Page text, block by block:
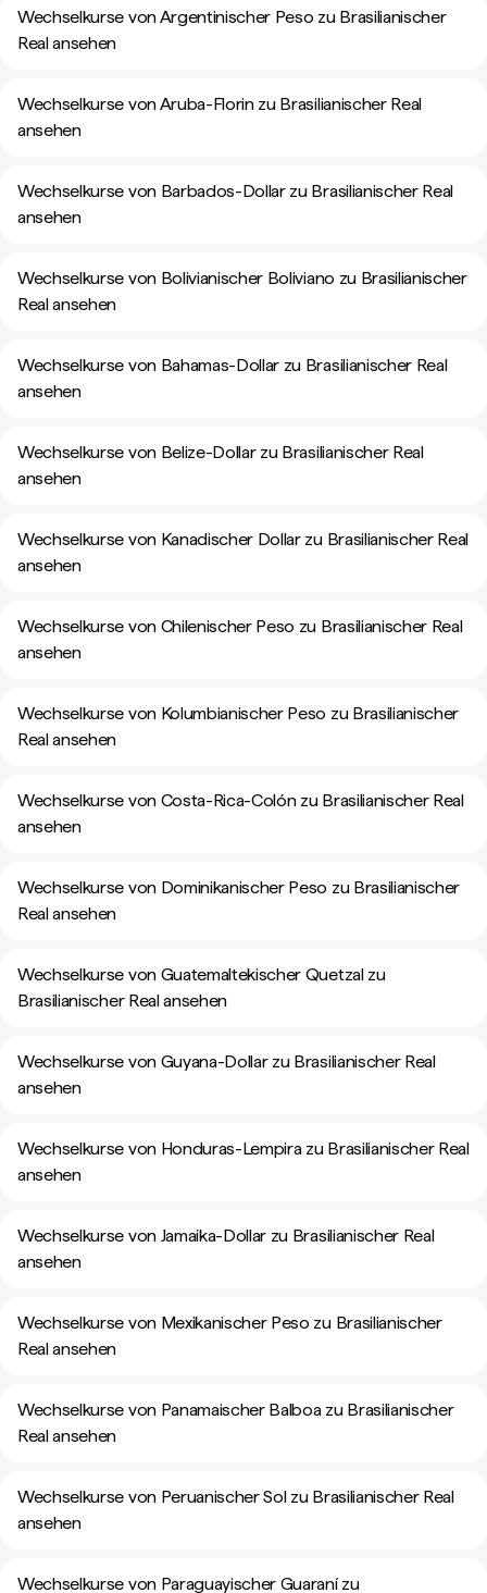
Wechselkurse von Argentinischer Peso zu Brasilianischer
Real ansehen
Wechselkurse von Aruba-Florin zu Brasilianischer Real
ansehen
Wechselkurse von Barbados-Dollar zu Brasilianischer Real
ansehen
Wechselkurse von Bolivianischer Boliviano zu Brasilianischer
Real ansehen
Wechselkurse von Bahamas-Dollar zu Brasilianischer Real
ansehen
Wechselkurse von Belize-Dollar zu Brasilianischer Real
ansehen
Wechselkurse von Kanadischer Dollar zu Brasilianischer Real
ansehen
Wechselkurse von Chilenischer Peso zu Brasilianischer Real
ansehen
Wechselkurse von Kolumbianischer Peso zu Brasilianischer
Real ansehen
Wechselkurse von Costa-Rica-Colón zu Brasilianischer Real
ansehen
Wechselkurse von Dominikanischer Peso zu Brasilianischer
Real ansehen
Wechselkurse von Guatemaltekischer Quetzal zu
Brasilianischer Real ansehen
Wechselkurse von Guyana-Dollar zu Brasilianischer Real
ansehen
Wechselkurse von Honduras-Lempira zu Brasilianischer Real
ansehen
Wechselkurse von Jamaika-Dollar zu Brasilianischer Real
ansehen
Wechselkurse von Mexikanischer Peso zu Brasilianischer
Real ansehen
Wechselkurse von Panamaischer Balboa zu Brasilianischer
Real ansehen
Wechselkurse von Peruanischer Sol zu Brasilianischer Real
ansehen
Wechselkurse von Paraguayischer Guaraní zu